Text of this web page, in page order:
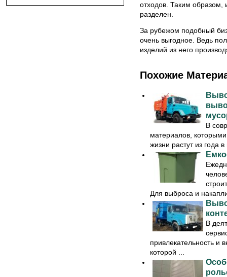
отходов. Таким
разделен.
За рубежом подобный
очень выгодное. Ведь
изделий из него
Похожие
В
материалов,
жизни растут из года
Для выброса и
В
привлекательность и
которой ...